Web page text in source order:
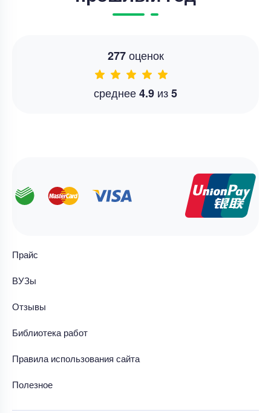
277оценок
среднее4.9 из5
Прайс
ВУЗы
Отзывы
Библиотека работ
Правила использования сайта
Полезное